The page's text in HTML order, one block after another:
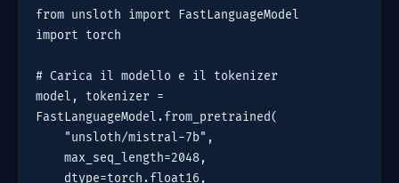
from unsloth import FastLanguageModel
import torch
# Carica il modello e il tokenizer
model, tokenizer =
FastLanguageModel.from_pretrained(
    "unsloth/mistral-7b",
    max_seq_length=2048,
    dtype=torch.float16,